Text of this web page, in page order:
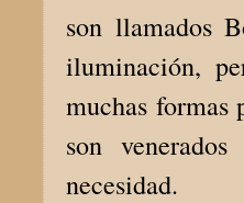
son llamados
iluminación,
muchas
son
necesidad.